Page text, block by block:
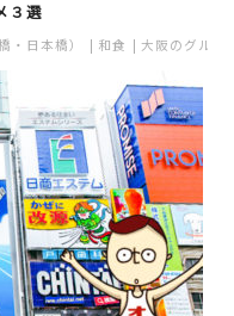
３選
・日本橋） 和食 大阪のグルメ